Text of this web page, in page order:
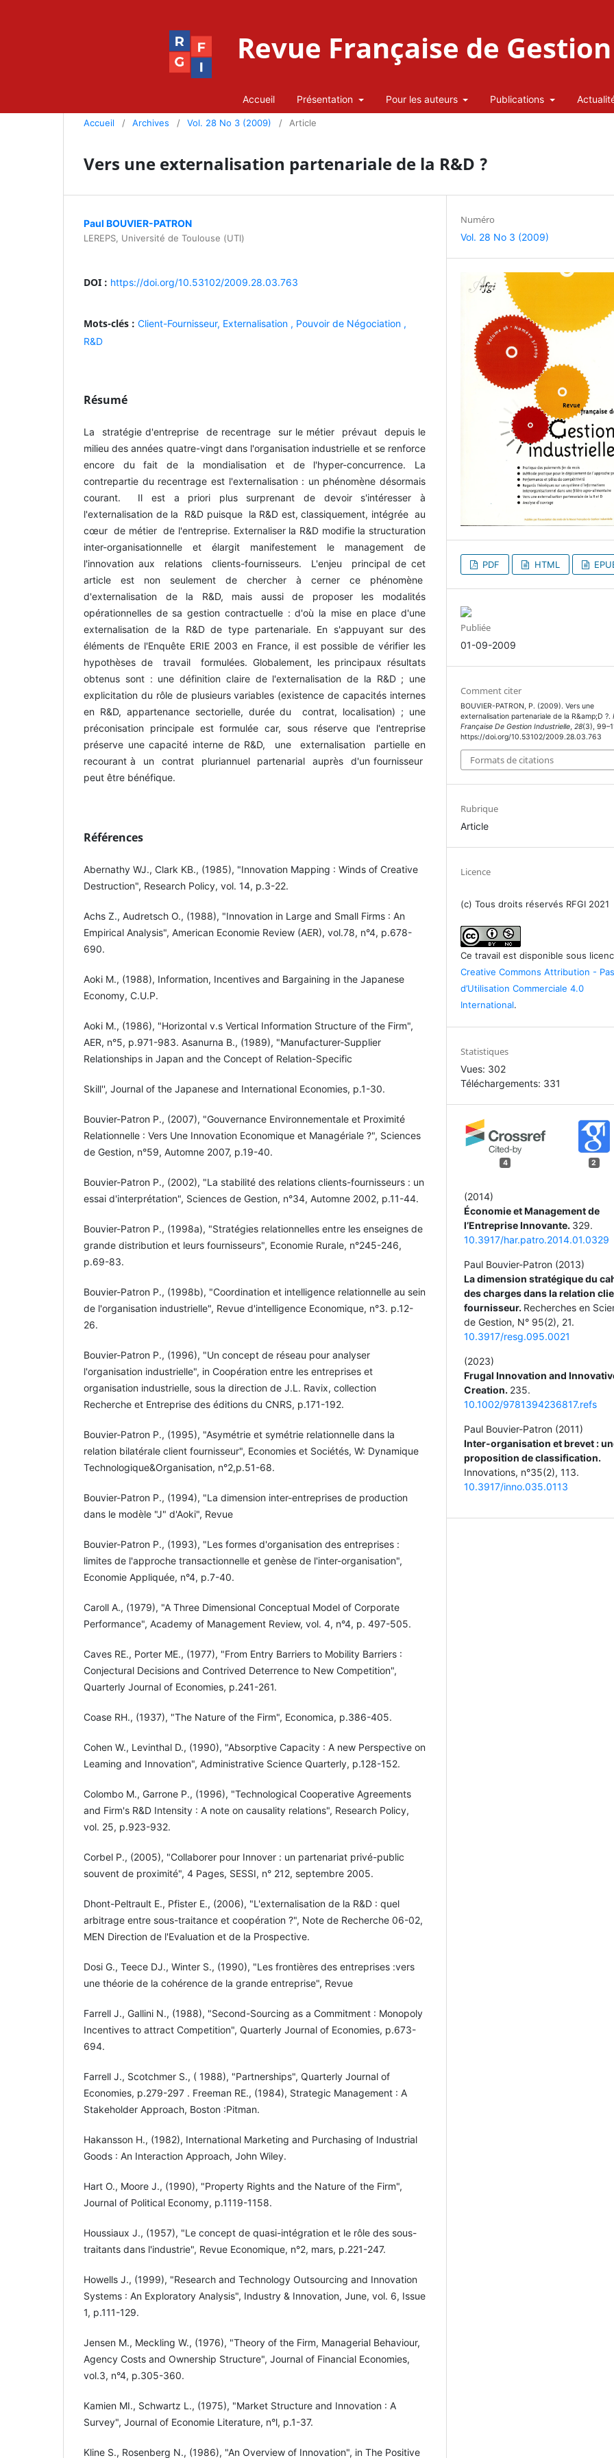
Revue Française de
Accueil Présentation Pour les auteurs Publications
Accueil / Archives / Vol. 28 No 3 (2009) / Article
Vers une externalisation partenariale de la R&D ?
Paul BOUVIER-PATRON
LEREPS, Université de Toulouse (UTl)
DOI : https://doi.org/10.53102/2009.28.03.763
Mots-clés : Client-Fournisseur, Externalisation , Pouvoir de Négociation ,
R&D
Résumé
La stratégie d'entreprise de recentrage sur le métier prévaut depuis le
milieu des années quatre-vingt dans l'organisation industrielle et se renforce
encore du fait de la mondialisation et de l'hyper-concurrence. La
contrepartie du recentrage est l'externalisation : un phénomène désormais
courant. Il est a priori plus surprenant de devoir s'intéresser à
l'externalisation de la R&D puisque la R&D est, classiquement, intégrée au
cœur de métier de l'entreprise. Externaliser la R&D modifie la structuration
inter-organisationnelle et élargit manifestement le management de
l'innovation aux relations clients-fournisseurs. L'enjeu principal de cet
article est non seulement de chercher à cerner ce phénomène
d'externalisation de la R&D, mais aussi de proposer les modalités
opérationnelles de sa gestion contractuelle : d'où la mise en place d'une
externalisation de la R&D de type partenariale. En s'appuyant sur des
éléments de l'Enquête ERIE 2003 en France, il est possible de vérifier les
hypothèses de travail formulées. Globalement, les principaux résultats
obtenus sont : une définition claire de l'externalisation de la R&D ; une
explicitation du rôle de plusieurs variables (existence de capacités internes
en R&D, appartenance sectorielle, durée du contrat, localisation) ; une
préconisation principale est formulée car, sous réserve que l'entreprise
préserve une capacité interne de R&D, une externalisation partielle en
recourant à un contrat pluriannuel partenarial auprès d'un fournisseur
peut être bénéfique.
Références
Abernathy WJ., Clark KB., (1985), "Innovation Mapping : Winds of Creative
Destruction", Research Policy, vol. 14, p.3-22.
Achs Z., Audretsch O., (1988), "Innovation in Large and Small Firms : An
Empirical Analysis", American Economie Review (AER), vol.78, n°4, p.678-
690.
Aoki M., (1988), Information, Incentives and Bargaining in the Japanese
Economy, C.U.P.
Aoki M., (1986), "Horizontal v.s Vertical Information Structure of the Firm",
AER, n°5, p.971-983. Asanurna B., (1989), "Manufacturer-Supplier
Relationships in Japan and the Concept of Relation-Specific
Skill'', Journal of the Japanese and International Economies, p.1-30.
Bouvier-Patron P., (2007), "Gouvernance Environnementale et Proximité
Relationnelle : Vers Une Innovation Economique et Managériale ?", Sciences
de Gestion, n°59, Automne 2007, p.19-40.
Bouvier-Patron P., (2002), "La stabilité des relations clients-fournisseurs : un
essai d'interprétation", Sciences de Gestion, n°34, Automne 2002, p.11-44.
Bouvier-Patron P., (1998a), "Stratégies relationnelles entre les enseignes de
grande distribution et leurs fournisseurs", Economie Rurale, n°245-246,
p.69-83.
Bouvier-Patron P., (1998b), "Coordination et intelligence relationnelle au sein
de l'organisation industrielle", Revue d'intelligence Economique, n°3. p.12-
26.
Bouvier-Patron P., (1996), "Un concept de réseau pour analyser
l'organisation industrielle", in Coopération entre les entreprises et
organisation industrielle, sous la direction de J.L. Ravix, collection
Recherche et Entreprise des éditions du CNRS, p.171-192.
Bouvier-Patron P., (1995), "Asymétrie et symétrie relationnelle dans la
relation bilatérale client­ fournisseur", Economies et Sociétés, W: Dynamique
Technologique&Organisation, n°2,p.51-68.
Bouvier-Patron P., (1994), "La dimension inter-entreprises de production
dans le modèle "J" d'Aoki", Revue
Bouvier-Patron P., (1993), "Les formes d'organisation des entreprises :
limites de l'approche transactionnelle et genèse de l'inter-organisation",
Economie Appliquée, n°4, p.7-40.
Caroll A., (1979), "A Three Dimensional Conceptual Model of Corporate
Performance", Academy of Management Review, vol. 4, n°4, p. 497-505.
Caves RE., Porter ME., (1977), "From Entry Barriers to Mobility Barriers :
Conjectural Decisions and Contrived Deterrence to New Competition",
Quarterly Journal of Economies, p.241-261.
Coase RH., (1937), "The Nature of the Firm", Economica, p.386-405.
Cohen W., Levinthal D., (1990), "Absorptive Capacity : A new Perspective on
Leaming and Innovation", Administrative Science Quarterly, p.128-152.
Colombo M., Garrone P., (1996), "Technological Cooperative Agreements
and Firm's R&D Intensity : A note on causality relations", Research Policy,
vol. 25, p.923-932.
Corbel P., (2005), "Collaborer pour Innover : un partenariat privé-public
souvent de proximité", 4 Pages, SESSI, n° 212, septembre 2005.
Dhont-Peltrault E., Pfister E., (2006), "L'externalisation de la R&D : quel
arbitrage entre sous-traitance et coopération ?", Note de Recherche 06-02,
MEN Direction de l'Evaluation et de la Prospective.
Dosi G., Teece DJ., Winter S., (1990), "Les frontières des entreprises :vers
une théorie de la cohérence de la grande entreprise", Revue
Farrell J., Gallini N., (1988), "Second-Sourcing as a Commitment : Monopoly
Incentives to attract Competition", Quarterly Journal of Economies, p.673-
694.
Farrell J., Scotchmer S., ( 1988), "Partnerships", Quarterly Journal of
Economies, p.279-297 . Freeman RE., (1984), Strategic Management : A
Stakeholder Approach, Boston :Pitman.
Hakansson H., (1982), International Marketing and Purchasing of Industrial
Goods : An Interaction Approach, John Wiley.
Hart O., Moore J., (1990), "Property Rights and the Nature of the Firm",
Journal of Political Economy, p.1119-1158.
Houssiaux J., (1957), "Le concept de quasi-intégration et le rôle des sous-
traitants dans l'industrie", Revue Economique, n°2, mars, p.221-247.
Howells J., (1999), "Research and Technology Outsourcing and Innovation
Systems : An Exploratory Analysis", Industry & Innovation, June, vol. 6, Issue
1, p.111-129.
Jensen M., Meckling W., (1976), "Theory of the Firm, Managerial Behaviour,
Agency Costs and Ownership Structure", Journal of Financial Economies,
vol.3, n°4, p.305-360.
Kamien MI., Schwartz L., (1975), "Market Structure and Innovation : A
Survey", Journal of Economie Literature, n°l, p.1-37.
Kline S., Rosenberg N., (1986), "An Overview of Innovation", in The Positive
Numéro
Vol. 28 No 3 (2009)
PDF HTML
Publiée
01-09-2009
Comment citer
BOUVIER-PATRON, P. (2009). Vers une
externalisation partenariale de la R&amp;D ?.
Française De Gestion Industrielle,28(3),
https://doi.org/10.53102/2009.28.03.763
Formats de citations
Rubrique
Article
Licence
(c) Tous droits réservés RFGI 2021
Ce travail est disponible sous
Creative Commons Attribution - Pas
d’Utilisation Commerciale 4.0
International.
Statistiques
Vues: 302
Téléchargements: 331
4 2
(2014)
Économie et Management de
l’Entreprise Innovante. 329.
10.3917/har.patro.2014.01.0329
Paul Bouvier-Patron (2013)
La dimension stratégique du
des charges dans la relation
fournisseur. Recherches en
de Gestion, N° 95(2), 21.
10.3917/resg.095.0021
(2023)
Frugal Innovation and
Creation. 235.
10.1002/9781394236817.refs
Paul Bouvier-Patron (2011)
Inter-organisation et brevet :
proposition de classification.
Innovations, n°35(2),113.
10.3917/inno.035.0113